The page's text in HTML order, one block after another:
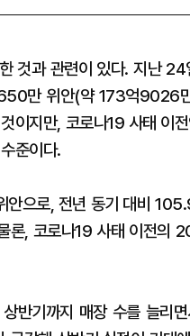
것과 관련이 있다. 지난
만 위안(약 173억9026
이지만, 코로나19 사태 이
준이다.
으로, 전년 동기 대비
론, 코로나19 사태 이전의
반기까지 매장 수를 늘리